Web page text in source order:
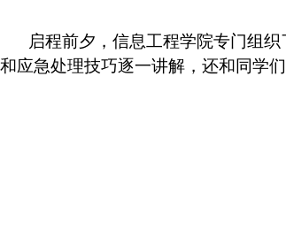
启程前夕，信息工程学院专门组
和应急处理技巧逐一讲解，还和同学